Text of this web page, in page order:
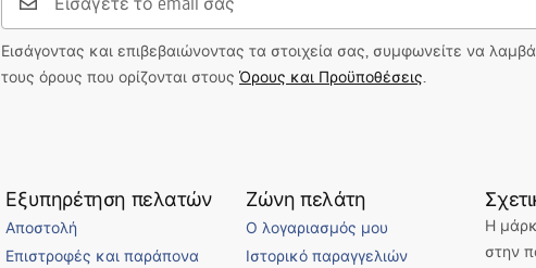
Εισάγοντας και επιβεβαιώνοντας τα στοιχεία σας, συμφωνείτε να
τους όρους που ορίζονται στους Όρους και Προϋποθέσεις.
Εξυπηρέτηση πελατών
Αποστολή
Επιστροφές και παράπονα
Ζώνη πελάτη
Ο λογαριασμός μου
Ιστορικό παραγγελιών
Η
στην